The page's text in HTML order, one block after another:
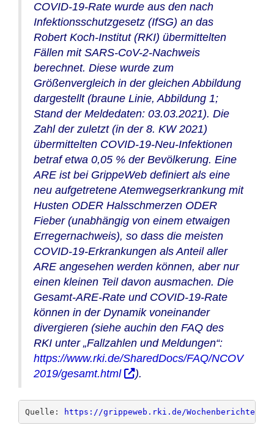
COVID-19-Rate wurde aus den nach
Infektionsschutzgesetz (IfSG) an das
Robert Koch-Institut (RKI) übermittelten
Fällen mit SARS-CoV-2-Nachweis
berechnet. Diese wurde zum
Größenvergleich in der gleichen Abbildung
dargestellt (braune Linie, Abbildung 1;
Stand der Meldedaten: 03.03.2021). Die
Zahl der zuletzt (in der 8. KW 2021)
übermittelten COVID-19-Neu-Infektionen
betraf etwa 0,05 % der Bevölkerung. Eine
ARE ist bei GrippeWeb definiert als eine
neu aufgetretene Atemwegserkrankung mit
Husten ODER Halsschmerzen ODER
Fieber (unabhängig von einem etwaigen
Erregernachweis), so dass die meisten
COVID-19-Erkrankungen als Anteil aller
ARE angesehen werden können, aber nur
einen kleinen Teil davon ausmachen. Die
Gesamt-ARE-Rate und COVID-19-Rate
können in der Dynamik voneinander
divergieren (siehe auchin den FAQ des
RKI unter „Fallzahlen und Meldungen“:
https://www.rki.de/SharedDocs/FAQ/NCOV
2019/gesamt.html
).
Quelle: https://grippeweb.rki.de/Wochenberichte/